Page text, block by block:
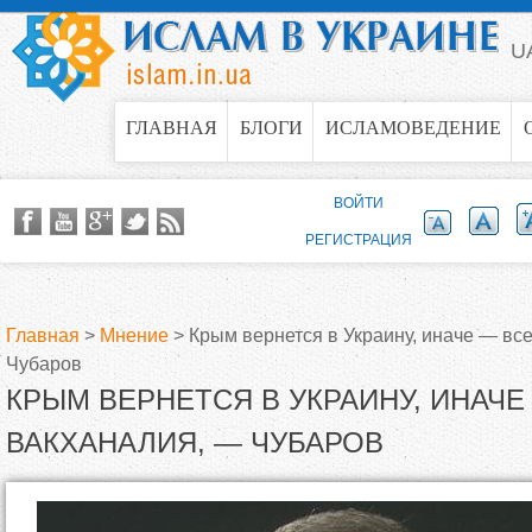
Jump to navigation
ГЛАВНАЯ БЛОГИ ИСЛАМОВЕДЕНИЕ
В
ы
з
Главная > Мнение > Крым вернется в Украину, иначе —
Чубаров
КРЫМ ВЕРНЕТСЯ В УКРАИНУ,
ВАКХАНАЛИЯ, — ЧУБАРОВ
ВОЙТИ
РЕГИСТРАЦИЯ